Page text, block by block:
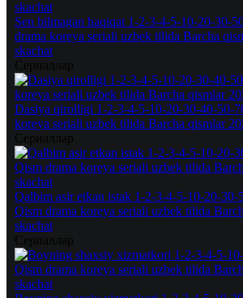
Sen bilmagan haqiqat 1-2-3-4-5-10-20-30-
drama koreya seriali uzbek tilida Barcha
skachat
Dasiya qirolligi 1-2-3-4-5-10-20-30-40-50-
koreya seriali uzbek tilida Barcha qismlar
Qalbim asir etkan istak 1-2-3-4-5-10-20-30-
Qism drama koreya seriali uzbek tilida
skachat